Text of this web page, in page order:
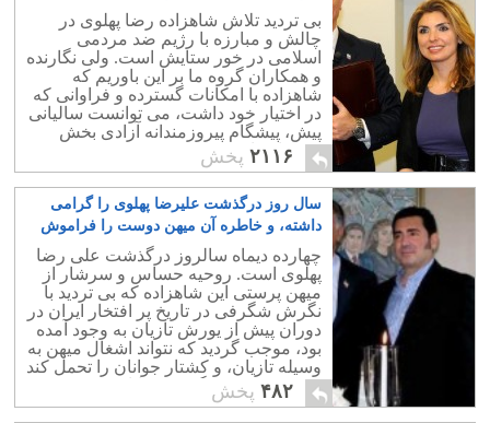
بی تردید تلاش شاهزاده رضا پهلوی در
چالش و مبارزه با رژیم ضد مردمی
اسلامی در خور ستایش است. ولی نگارنده
و همکاران گروه ما بر این باوریم که
شاهزاده با امکانات گسترده و فراوانی که
در اختیار خود داشت، می توانست سالیانی
پیش، پیشگام پیروزمندانه آزادی بخش
میهنمان باشد.
۲۱۱۶ پخش
سال روز درگذشت علیرضا پهلوی را گرامی
داشته، و خاطره آن میهن دوست را فراموش
نخواهیم نمود
۱۴
چهارده دیماه سالروز درگذشت علی رضا
پهلوی است. روحیه حساس و سرشار از
میهن پرستی این شاهزاده که بی تردید با
نگرش شگرفی در تاریخ پر افتخار ایران در
دوران پیش از یورش تازیان به وجود آمده
بود، موجب گردید که نتواند اشغال میهن به
وسیله تازیان، و کشتار جوانان را تحمل کند
و در نتیجه به زندگی خود پایان بخشید.
۴۸۲ پخش